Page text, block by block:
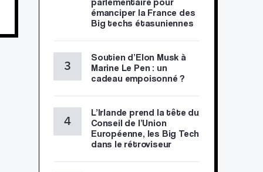
émanciper la France des
Big techs étasuniennes
Soutien d’Elon Musk à
Marine Le Pen : un
cadeau empoisonné ?
L’Irlande prend la tête du
Conseil de l’Union
Européenne, les Big Tech
dans le rétroviseur